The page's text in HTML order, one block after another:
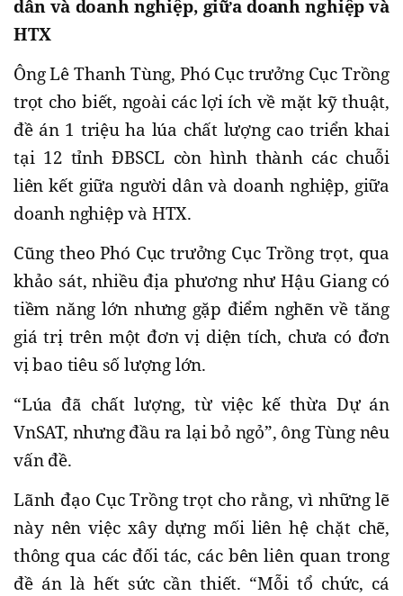
dân và doanh nghiệp, giữa doanh nghiệp và
HTX
Ông Lê Thanh Tùng, Phó Cục trưởng Cục Trồng
trọt cho biết, ngoài các lợi ích về mặt kỹ thuật,
đề án 1 triệu ha lúa chất lượng cao triển khai
tại 12 tỉnh ĐBSCL còn hình thành các chuỗi
liên kết giữa người dân và doanh nghiệp, giữa
doanh nghiệp và HTX.
Cũng theo Phó Cục trưởng Cục Trồng trọt, qua
khảo sát, nhiều địa phương như Hậu Giang có
tiềm năng lớn nhưng gặp điểm nghẽn về tăng
giá trị trên một đơn vị diện tích, chưa có đơn
vị bao tiêu số lượng lớn.
“Lúa đã chất lượng, từ việc kế thừa Dự án
VnSAT, nhưng đầu ra lại bỏ ngỏ”, ông Tùng nêu
vấn đề.
Lãnh đạo Cục Trồng trọt cho rằng, vì những lẽ
này nên việc xây dựng mối liên hệ chặt chẽ,
thông qua các đối tác, các bên liên quan trong
đề án là hết sức cần thiết. “Mỗi tổ chức, cá